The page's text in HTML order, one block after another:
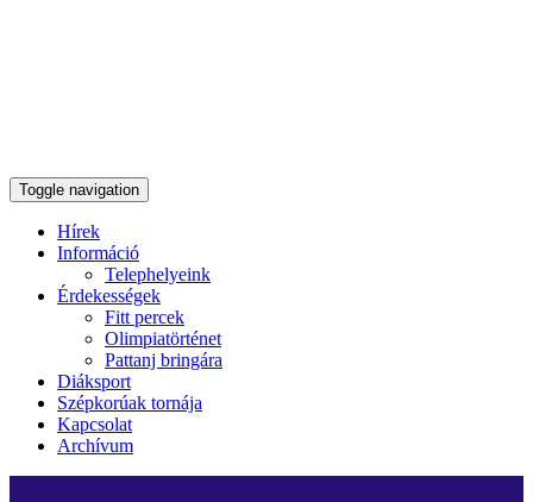
Toggle navigation
Hírek
Információ
Telephelyeink
Érdekességek
Fitt percek
Olimpiatörténet
Pattanj bringára
Diáksport
Szépkorúak tornája
Kapcsolat
Archívum